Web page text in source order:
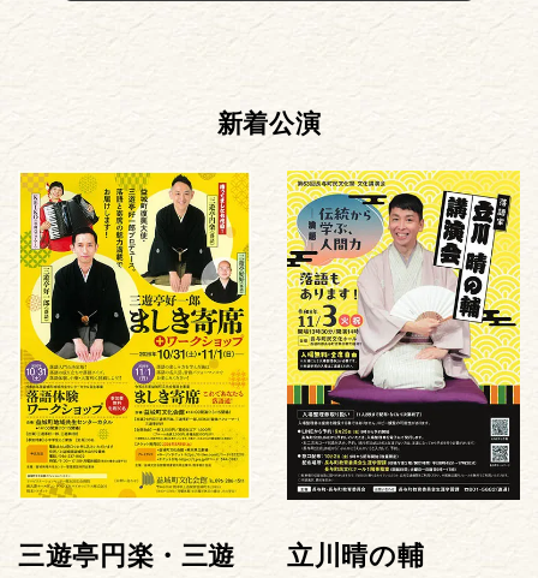
新着公演
三遊亭円楽・三遊
立川晴の輔